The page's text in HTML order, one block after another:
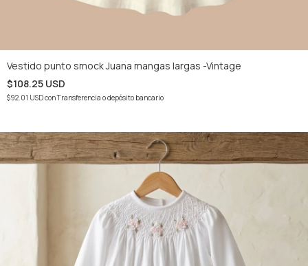
Vestido punto smock Juana mangas largas -Vintage
$108.25 USD
$92.01 USDconTransferencia o depósito bancario